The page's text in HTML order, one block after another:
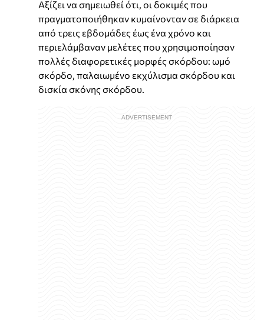
Αξίζει να σημειωθεί ότι, οι δοκιμές που
πραγματοποιήθηκαν κυμαίνονταν σε διάρκεια
από τρεις εβδομάδες έως ένα χρόνο και
περιελάμβαναν μελέτες που χρησιμοποίησαν
πολλές διαφορετικές μορφές σκόρδου: ωμό
σκόρδο, παλαιωμένο εκχύλισμα σκόρδου και
δισκία σκόνης σκόρδου.